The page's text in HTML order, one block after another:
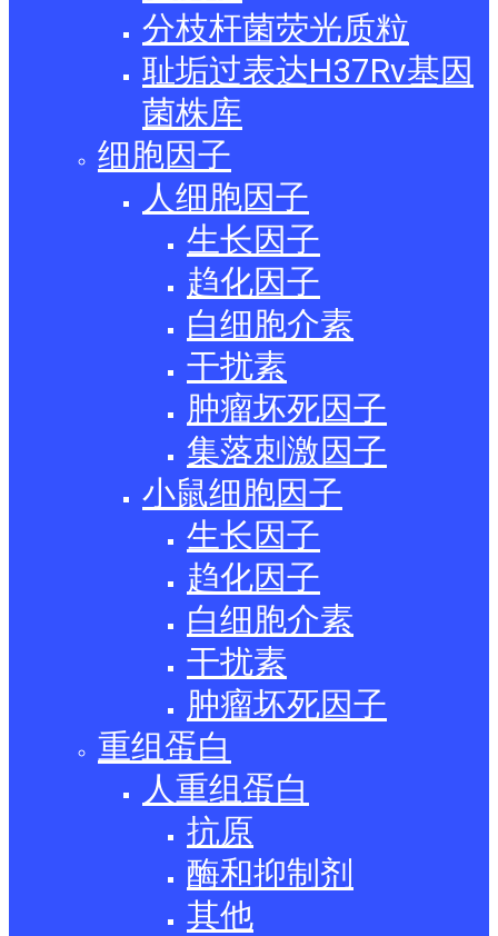
分枝杆菌荧光质粒
耻垢过表达H37Rv基因
菌株库
细胞因子
人细胞因子
生长因子
趋化因子
白细胞介素
干扰素
肿瘤坏死因子
集落刺激因子
小鼠细胞因子
生长因子
趋化因子
白细胞介素
干扰素
肿瘤坏死因子
重组蛋白
人重组蛋白
抗原
酶和抑制剂
其他